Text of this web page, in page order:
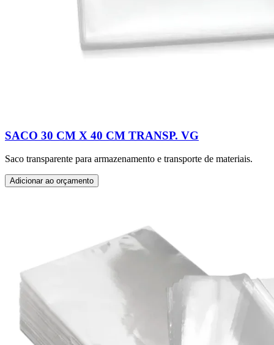
SACO 30 CM X 40 CM TRANSP. VG
Saco transparente para armazenamento e transporte de materiais.
Adicionar ao orçamento